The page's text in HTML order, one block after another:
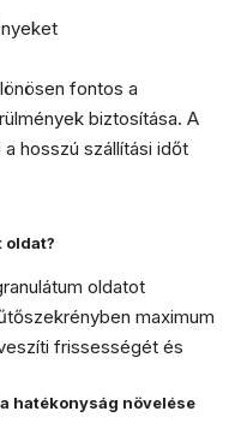
fontos a
biztosítása. A
hosszú szállítási időt
oldat?
oldatot
maximum
frissességét és
hatékonyság növelése